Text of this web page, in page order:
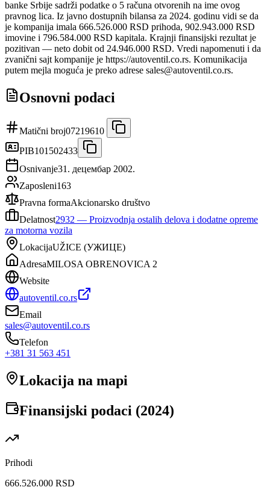
banke Srbije sadrži podatke o 5 računa otvorenih na ime ovog
pravnog lica. Iz javno dostupnih bilansa za 2024. godinu vidi se da
je kompanija imala 666.526.000 RSD prihoda, 902.943.000 RSD
imovine i 796.584.000 RSD kapitala. Krajnji finansijski rezultat je
pozitivan — neto dobit od 24.946.000 RSD. Vredi napomenuti i da
zvanični sajt kompanije je https://autoventil.co.rs. Komunikacija
putem mejla moguća je preko adrese sales@autoventil.co.rs.
Osnovni podaci
Matični broj07219610
PIB101502433
Osnivanje31. децембар 2002.
Zaposleni163
Pravna formaAkcionarsko društvo
Delatnost2932 — Proizvodnja ostalih delova i dodatne opreme
za motorna vozila
LokacijaUŽICE (УЖИЦЕ)
AdresaMILOSA OBRENOVICA 2
Website
autoventil.co.rs
Email
sales@autoventil.co.rs
Telefon
+381 31 563 451
Lokacija na mapi
Finansijski podaci (2024)
Prihodi
666.526.000 RSD